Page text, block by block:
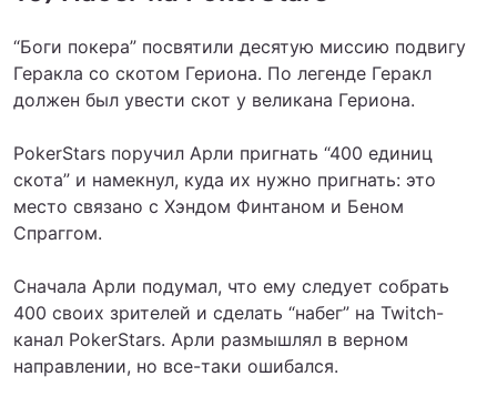
“Боги покера” посвятили десятую миссию подвигу
Геракла со скотом Гериона. По легенде Геракл
должен был увести скот у великана Гериона.
PokerStars поручил Арли пригнать “400 единиц
скота” и намекнул, куда их нужно пригнать: это
место связано с Хэндом Финтаном и Беном
Спраггом.
Сначала Арли подумал, что ему следует собрать
400 своих зрителей и сделать “набег” на Twitch-
канал PokerStars. Арли размышлял в верном
направлении, но все-таки ошибался.